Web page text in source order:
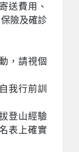
送費用、
險及確診
，請視個
我行前訓
登山經驗
表上確實